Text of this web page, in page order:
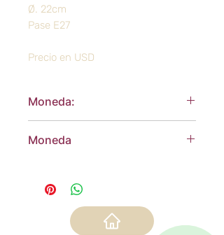
Ø. 22cm
Pase E27
Precio en USD
Moneda:
Moneda